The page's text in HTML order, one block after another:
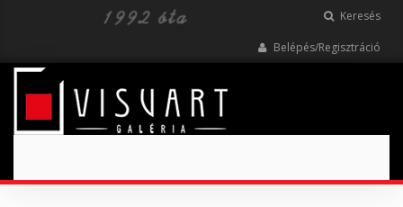
Keresés
Belépés/Regisztráció